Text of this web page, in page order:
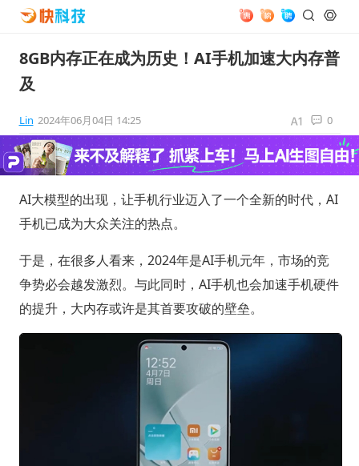
8GB内存正在成为历史！AI手机加速大内存普
及
Lin 2024年06月04日 14:25 0
AI大模型的出现，让手机行业迈入了一个全新的时代，AI
手机已成为大众关注的热点。
于是，在很多人看来，2024年是AI手机元年，市场的竞
争势必会越发激烈。与此同时，AI手机也会加速手机硬件
的提升，大内存或许是其首要攻破的壁垒。